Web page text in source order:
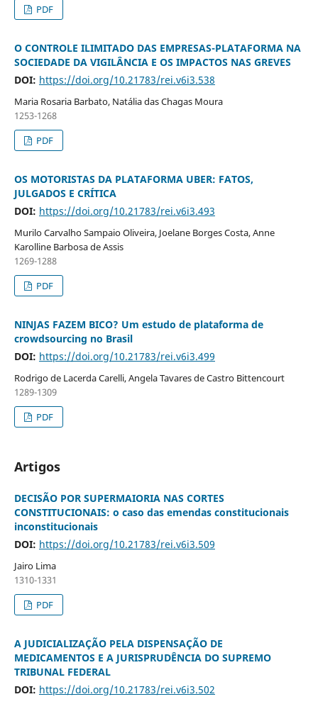
PDF
O CONTROLE ILIMITADO DAS EMPRESAS-PLATAFORMA NA
SOCIEDADE DA VIGILÂNCIA E OS IMPACTOS NAS GREVES
DOI: https://doi.org/10.21783/rei.v6i3.538
Maria Rosaria Barbato, Natália das Chagas Moura
1253-1268
PDF
OS MOTORISTAS DA PLATAFORMA UBER: FATOS,
JULGADOS E CRÍTICA
DOI: https://doi.org/10.21783/rei.v6i3.493
Murilo Carvalho Sampaio Oliveira, Joelane Borges Costa, Anne
Karolline Barbosa de Assis
1269-1288
PDF
NINJAS FAZEM BICO? Um estudo de plataforma de
crowdsourcing no Brasil
DOI: https://doi.org/10.21783/rei.v6i3.499
Rodrigo de Lacerda Carelli, Angela Tavares de Castro Bittencourt
1289-1309
PDF
Artigos
DECISÃO POR SUPERMAIORIA NAS CORTES
CONSTITUCIONAIS: o caso das emendas constitucionais
inconstitucionais
DOI: https://doi.org/10.21783/rei.v6i3.509
Jairo Lima
1310-1331
PDF
A JUDICIALIZAÇÃO PELA DISPENSAÇÃO DE
MEDICAMENTOS E A JURISPRUDÊNCIA DO SUPREMO
TRIBUNAL FEDERAL
DOI: https://doi.org/10.21783/rei.v6i3.502